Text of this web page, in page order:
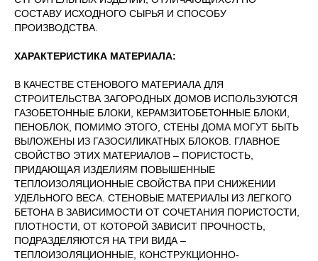
СОСТАВУ ИСХОДНОГО СЫРЬЯ И СПОСОБУ
ПРОИЗВОДСТВА.
ХАРАКТЕРИСТИКА МАТЕРИАЛА:
В КАЧЕСТВЕ СТЕНОВОГО МАТЕРИАЛА ДЛЯ
СТРОИТЕЛЬСТВА ЗАГОРОДНЫХ ДОМОВ ИСПОЛЬЗУЮТСЯ
ГАЗОБЕТОННЫЕ БЛОКИ, КЕРАМЗИТОБЕТОННЫЕ БЛОКИ,
ПЕНОБЛОК, ПОМИМО ЭТОГО, СТЕНЫ ДОМА МОГУТ БЫТЬ
ВЫЛОЖЕНЫ ИЗ ГАЗОСИЛИКАТНЫХ БЛОКОВ. ГЛАВНОЕ
СВОЙСТВО ЭТИХ МАТЕРИАЛОВ – ПОРИСТОСТЬ,
ПРИДАЮЩАЯ ИЗДЕЛИЯМ ПОВЫШЕННЫЕ
ТЕПЛОИЗОЛЯЦИОННЫЕ СВОЙСТВА ПРИ СНИЖЕНИИ
УДЕЛЬНОГО ВЕСА. СТЕНОВЫЕ МАТЕРИАЛЫ ИЗ ЛЕГКОГО
БЕТОНА В ЗАВИСИМОСТИ ОТ СОЧЕТАНИЯ ПОРИСТОСТИ,
ПЛОТНОСТИ, ОТ КОТОРОЙ ЗАВИСИТ ПРОЧНОСТЬ,
ПОДРАЗДЕЛЯЮТСЯ НА ТРИ ВИДА –
ТЕПЛОИЗОЛЯЦИОННЫЕ, КОНСТРУКЦИОННО-